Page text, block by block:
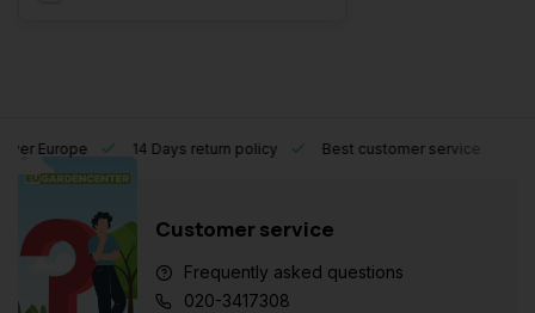
Europe 14 Days return policy Best customer service
Customer service
Frequently asked questions
020-3417308